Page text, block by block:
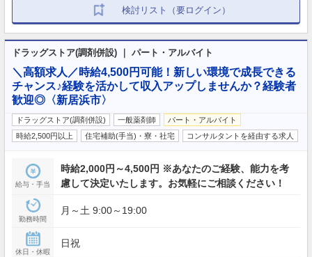
検討リスト（要ログイン）
ドラッグストア(調剤併設) ｜ パート・アルバイト
＼高額求人／時給4,500円可能！新しい環境で成長できる
チャンス♪経験を活かして収入アップしませんか？経験者
歓迎◎〈新居浜市〉
ドラッグストア(調剤併設) 一般薬剤師
パート・アルバイト
時給2,500円以上
住宅補助(手当)・寮・社宅 コンサルタントを経由する求人
給与・手当
時給2,000円～4,500円 ※あなたのご経験、能力を考
慮して決定いたします。お気軽にご相談ください！
勤務時間
月～土 9:00～19:00
休日・休暇
日祝